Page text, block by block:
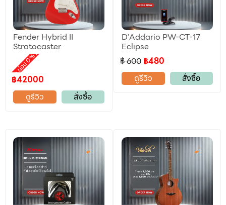
Fender Hybrid II
Stratocaster
ผ่อน 0%
,
ลดราคา
฿42000
ดูรีวิว
สั่งซื้อ
D’Addario PW-CT-17
Eclipse
฿ 600 ฿480
ดูรีวิว
สั่งซื้อ